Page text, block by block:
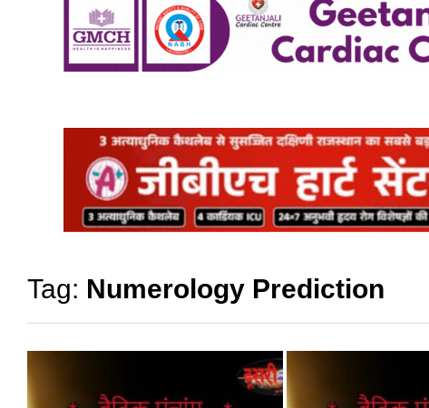
Tag: Numerology Prediction